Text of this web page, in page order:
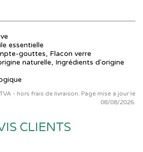
essentielle
gouttes, Flacon verre
naturelle, Ingrédients d'origine
- hors frais de livraison. Page mise à jour le
08/08/2026.
CLIENTS